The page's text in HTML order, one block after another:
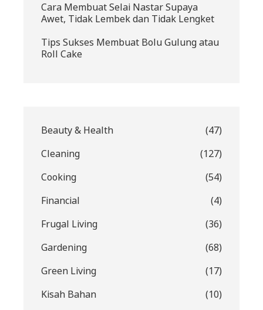
Cara Membuat Selai Nastar Supaya
Awet, Tidak Lembek dan Tidak Lengket
Tips Sukses Membuat Bolu Gulung atau
Roll Cake
Beauty & Health
(47)
Cleaning
(127)
Cooking
(54)
Financial
(4)
Frugal Living
(36)
Gardening
(68)
Green Living
(17)
Kisah Bahan
(10)